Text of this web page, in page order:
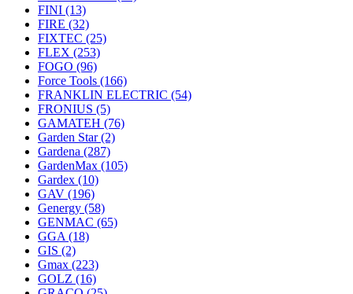
FINI (13)
FIRE (32)
FIXTEC (25)
FLEX (253)
FOGO (96)
Force Tools (166)
FRANKLIN ELECTRIC (54)
FRONIUS (5)
GAMATEH (76)
Garden Star(2)
Gardena (287)
GardenMax (105)
Gardex (10)
GAV (196)
Genergy (58)
GENMAC (65)
GGA (18)
GIS (2)
Gmax (223)
GOLZ (16)